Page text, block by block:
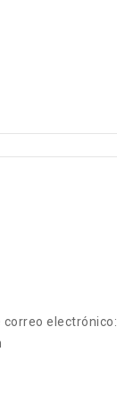
correo electrónico: